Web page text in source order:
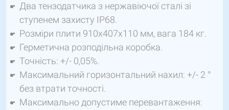
Два тензодатчика з нержавіючої сталі зі
ступенем захисту IP68.
Розміри плити 910х407х110 мм, вага 184 кг.
Герметична розподільна коробка.
Точність: +/- 0,05%.
Максимальний горизонтальний нахил: +/- 2 °
без втрати точності.
Максимально допустиме перевантаження: